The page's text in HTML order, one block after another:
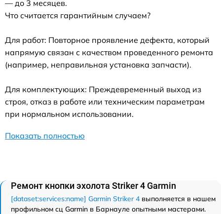
— до 3 месяцев.
Что считается гарантийным случаем?
Для работ: Повторное проявление дефекта, который
напрямую связан с качеством проведенного ремонта
(например, неправильная установка запчасти).
Для комплектующих: Преждевременный выход из
строя, отказ в работе или техническим параметрам
при нормальном использовании.
Показать полностью
Ремонт кнопки эхолота Striker 4 Garmin
[dataset:services:name] Garmin Striker 4 выполняется в нашем
профильном сц Garmin в Барнауле опытными мастерами.